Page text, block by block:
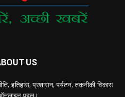
US
इतिहास, प्रशासन, पर्यटन, तकनीकी विकास